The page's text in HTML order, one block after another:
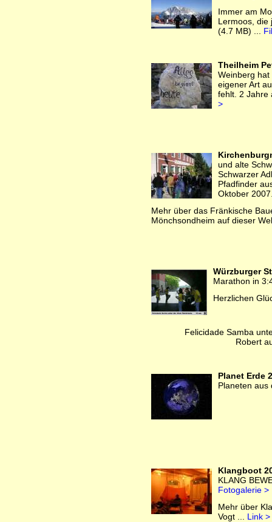
Immer am
Lermoos, die
(4.7 MB) ...
Theilheim
Weinberg hat
eigener Art
fehlt. 2 Jahre
>
und alte
Schwarzer
Pfadfinder
Oktober
Mehr über das Fränkische
Mönchsondheim auf dieser
Würzburger
Marathon in
Herzlichen
Felicidade Samba
Robert
Planet Erde
Planeten
Klangboot
KLANG
Fotogalerie >
Mehr über
Vogt ... Link >